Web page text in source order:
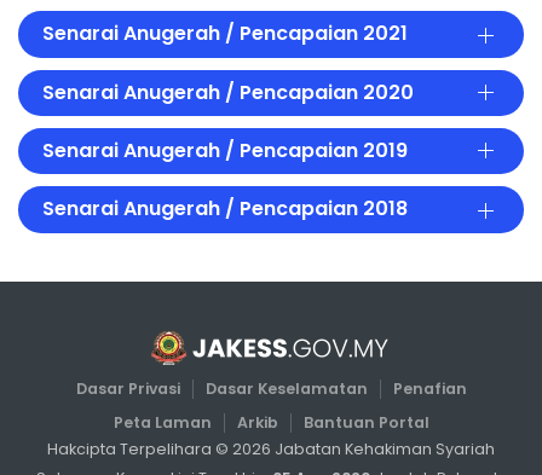
Senarai Anugerah / Pencapaian 2021
Senarai Anugerah / Pencapaian 2020
Senarai Anugerah / Pencapaian 2019
Senarai Anugerah / Pencapaian 2018
Dasar Privasi Dasar Keselamatan
Penafian
Peta Laman
Arkib
Bantuan Portal
Hakcipta Terpelihara © 2026 Jabatan Kehakiman Syariah